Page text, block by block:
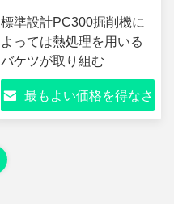
標準設計PC300掘削機に
よっては熱処理を用いる
バケツが取り組む
最もよい価格を得なさ